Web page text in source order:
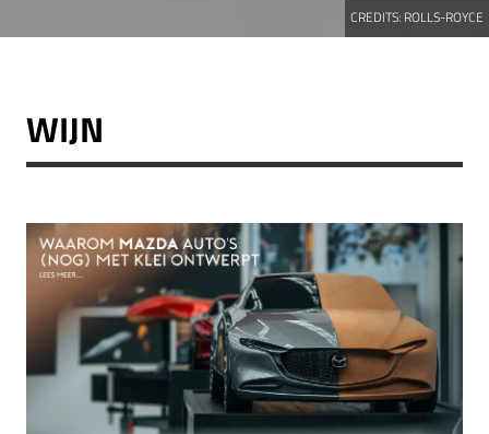
CREDITS: ROLLS-ROYCE
WIJN